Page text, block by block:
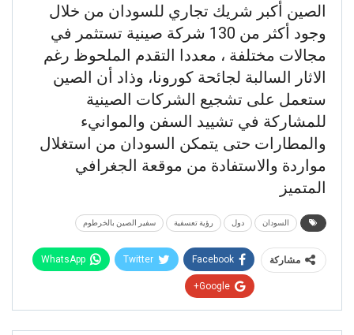
الصين أكبر شريك تجاري للسودان من خلال
وجود أكثر من 130 شركة صينية تستثمر في
مجالات مختلفة ، معددا التقدم الملحوظ رغم
الاثار السالبة لجائحة كورونا، وذاد أن الصين
ستعمل على تشجيع الشركات الصينية
للمشاركة في تشييد السفن والموانيء
والمطارات حتى يتمكن السودان من استغلال
مواردة والاستفادة من موقعة الجغرافي
المتميز
السودان دول رؤية تعسفية سفير الصين بالخرطوم
مشاركة Facebook
Twitter
WhatsApp
Google+